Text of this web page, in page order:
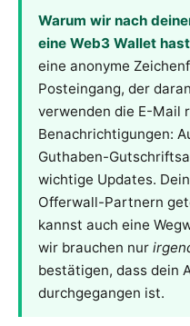
Warum wir nach
eine Web3 Wallet
eine anonyme
Posteingang, der
verwenden die E-Mail
Benachrichtigungen:
Guthaben-
wichtige Updates.
Offerwall-Partnern
kannst auch eine
wir brauchen nur
bestätigen, dass dein
durchgegangen ist.